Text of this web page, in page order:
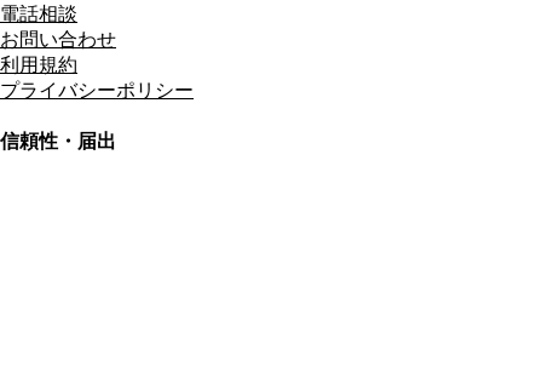
電話相談
お問い合わせ
利用規約
プライバシーポリシー
信頼性・届出